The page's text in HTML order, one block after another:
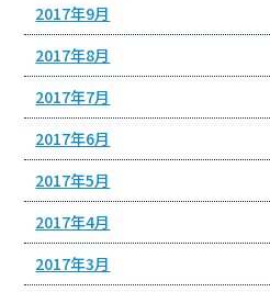
2017年9月
2017年8月
2017年7月
2017年6月
2017年5月
2017年4月
2017年3月